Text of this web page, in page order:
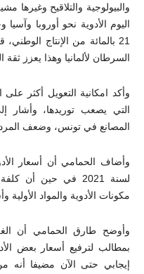
والبيولوجية والتلاقيح وغيرها
اليوم الأدوية نحو أوروبا
21 بالمائة من الإنتاج
السرطان لألمانيا وهذا يعزز ثقة
وأكد امكانية التعويل أكثر على
التي يصعب توريدها، وأشار
المصانع في تونس، وضعف
وأضاف الحمامي أن أسعار
لسنة 2021 في حين
مكونات الأدوية والمواد الأولية
وأوضح طارق الحمامي أن
بمطالب لترفيع أسعار بعض
إيجابي حتى الآن مضيفا أنه